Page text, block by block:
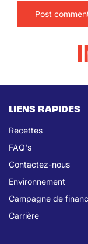
LIENS RAPIDES
Recettes
FAQ's
Contactez-nous
Environnement
Campagne de
Carrière